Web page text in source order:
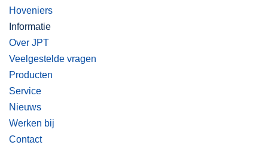
Hoveniers
Informatie
Over JPT
Veelgestelde vragen
Producten
Service
Nieuws
Werken bij
Contact